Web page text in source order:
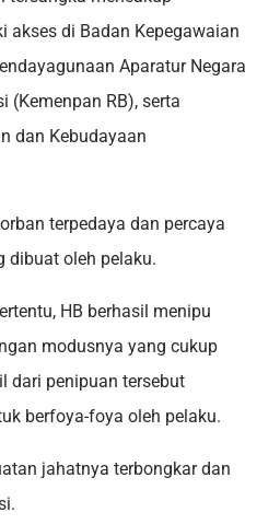
akses di Badan Kepegawaian
Aparatur Negara
(Kemenpan RB), serta
dan Kebudayaan
terpedaya dan percaya
dibuat oleh pelaku.
HB berhasil menipu
modusnya yang cukup
dari penipuan tersebut
berfoya-foya oleh pelaku.
jahatnya terbongkar dan